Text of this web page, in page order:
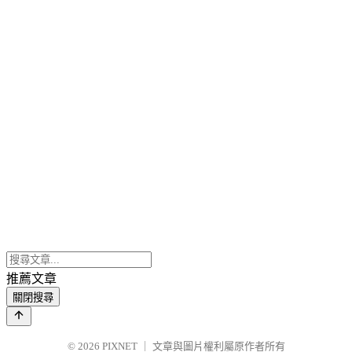
推薦文章
關閉搜尋
© 2026 PIXNET 文章與圖片權利屬原作者所有